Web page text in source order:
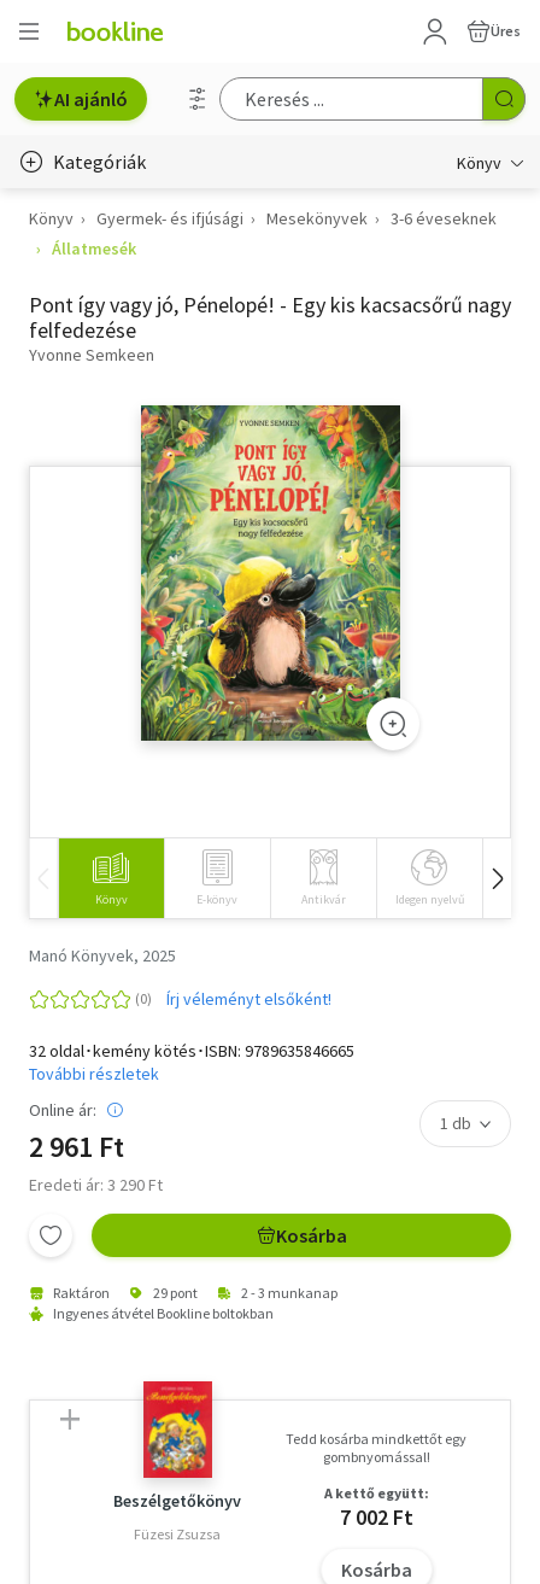
Üres
AI ajánló
Kategóriák Könyv
Életmód, egészség
Gyermek- és ifjúsági
Szótár, nyelvkönyv
Tankönyv, segédkönyv
Társadalomtudomány
Természettudomány
Vallás
Könyv Gyermek- és ifjúsági Mesekönyvek
3-6 éveseknek
Állatmesék
Pont így vagy jó, Pénelopé! - Egy kis kacsacsőrű nagy
felfedezése
Yvonne Semkeen
Könyv E-könyv Antikvár Idegen nyelvű
Manó Könyvek, 2025
Írj véleményt elsőként!
32 oldal･kemény kötés･ISBN: 9789635846665
További részletek
Online ár:
2 961 Ft
Eredeti ár: 3 290 Ft
Kosárba
Raktáron 29 pont
2 - 3 munkanap
Ingyenes átvétel Bookline boltokban
Beszélgetőkönyv
Füzesi Zsuzsa
Tedd kosárba mindkettőt egy
gombnyomással!
A kettő együtt:
7 002 Ft
Kosárba